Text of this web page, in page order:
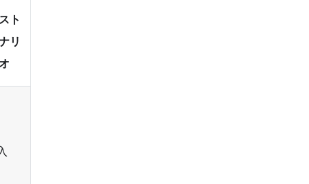
ト
リ
オ